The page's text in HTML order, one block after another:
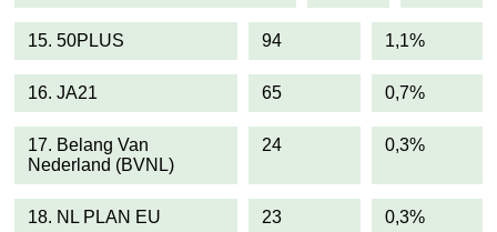
15. 50PLUS 94 1,1%
16. JA21 65 0,7%
17. Belang Van
Nederland (BVNL)
24 0,3%
18. NL PLAN EU 23 0,3%